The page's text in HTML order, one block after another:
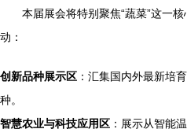
本届展会将特别聚焦“蔬菜”这一
动：
创新品种展示区 ：汇集国内外最新培
种。
智慧农业与科技应用区 ：展示从智能